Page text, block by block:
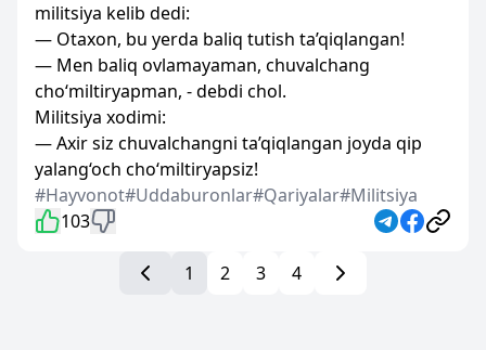
militsiya kelib dedi:
— Otaxon, bu yerda baliq tutish ta’qiqlangan!
— Men baliq ovlamayaman, chuvalchang
cho‘miltiryapman, - debdi chol.
Militsiya xodimi:
— Axir siz chuvalchangni ta’qiqlangan joyda qip
yalang‘och cho‘miltiryapsiz!
#Hayvonot#Uddaburonlar#Qariyalar#Militsiya
103
1 2 3 4